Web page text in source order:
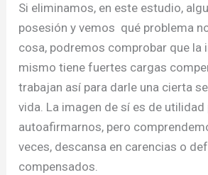
Si eliminamos, en este estudio,
posesión y vemos qué problema
cosa, podremos comprobar que la
mismo tiene fuertes cargas
trabajan así para darle una cierta
vida. La imagen de sí es de utilidad
autoafirmarnos, pero
veces, descansa en carencias o
compensados.